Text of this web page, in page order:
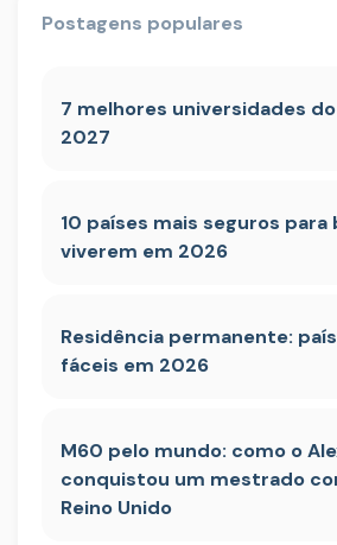
Postagens populares
7 melhores universidades
2027
10 países mais seguros para
viverem em 2026
Residência permanente:
fáceis em 2026
M60 pelo mundo: como o
conquistou um mestrado
Reino Unido